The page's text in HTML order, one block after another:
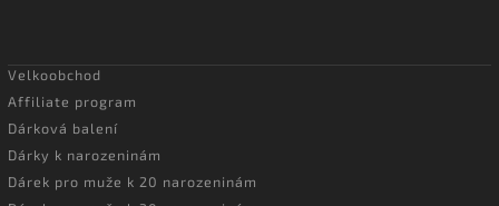
Velkoobchod
Affiliate program
Dárková balení
Dárky k narozeninám
Dárek pro muže k 20 narozeninám